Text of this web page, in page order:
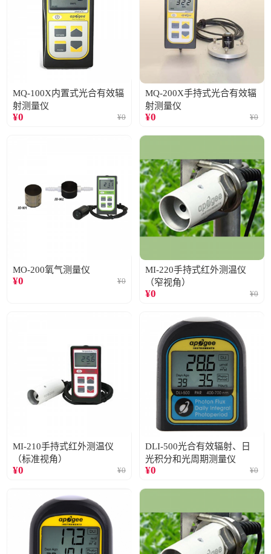
MQ-100X内置式光合有效辐
射测量仪
¥0 ¥0
MQ-200X手持式光合有效辐
射测量仪
¥0 ¥0
MO-200氧气测量仪
¥0 ¥0
MI-220手持式红外测温仪
（窄视角）
¥0 ¥0
MI-210手持式红外测温仪
（标准视角）
¥0 ¥0
DLI-500光合有效辐射、日
光积分和光周期测量仪
¥0 ¥0